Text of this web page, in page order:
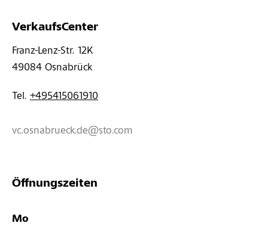
VerkaufsCenter
Franz-Lenz-Str. 12K
49084 Osnabrück
Tel. +495415061910
vc.osnabrueck.de@sto.com
Öffnungszeiten
Mo